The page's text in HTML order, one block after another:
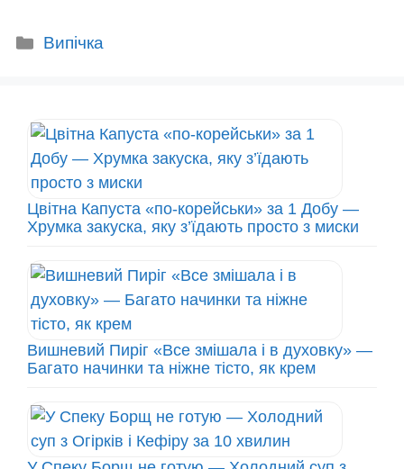
Категорії
Випічка
Цвітна Капуста «по-корейськи» за 1 Добу —
Хрумка закуска, яку з’їдають просто з миски
Вишневий Пиріг «Все змішала і в духовку» —
Багато начинки та ніжне тісто, як крем